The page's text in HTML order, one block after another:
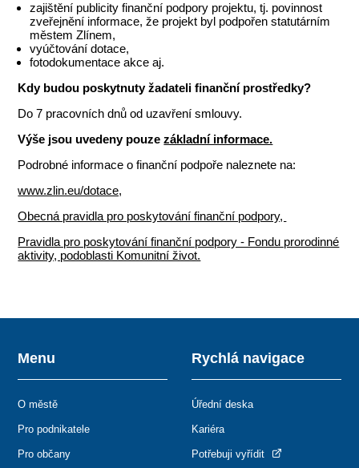
zajištění publicity finanční podpory projektu, tj. povinnost
zveřejnění informace, že projekt byl podpořen statutárním
městem Zlínem,
vyúčtování dotace,
fotodokumentace akce aj.
Kdy budou poskytnuty žadateli finanční prostředky?
Do 7 pracovních dnů od uzavření smlouvy.
Výše jsou uvedeny pouzezákladní informace.
Podrobné informace o finanční podpoře naleznete na:
www.zlin.eu/dotace,
Obecná pravidla pro poskytování finanční podpory,
Pravidla pro poskytování finanční podpory - Fondu prorodinné
aktivity, podoblasti Komunitní život.
Menu
O městě
Pro podnikatele
Pro občany
Rychlá navigace
Úřední deska
Kariéra
Potřebuji vyřídit